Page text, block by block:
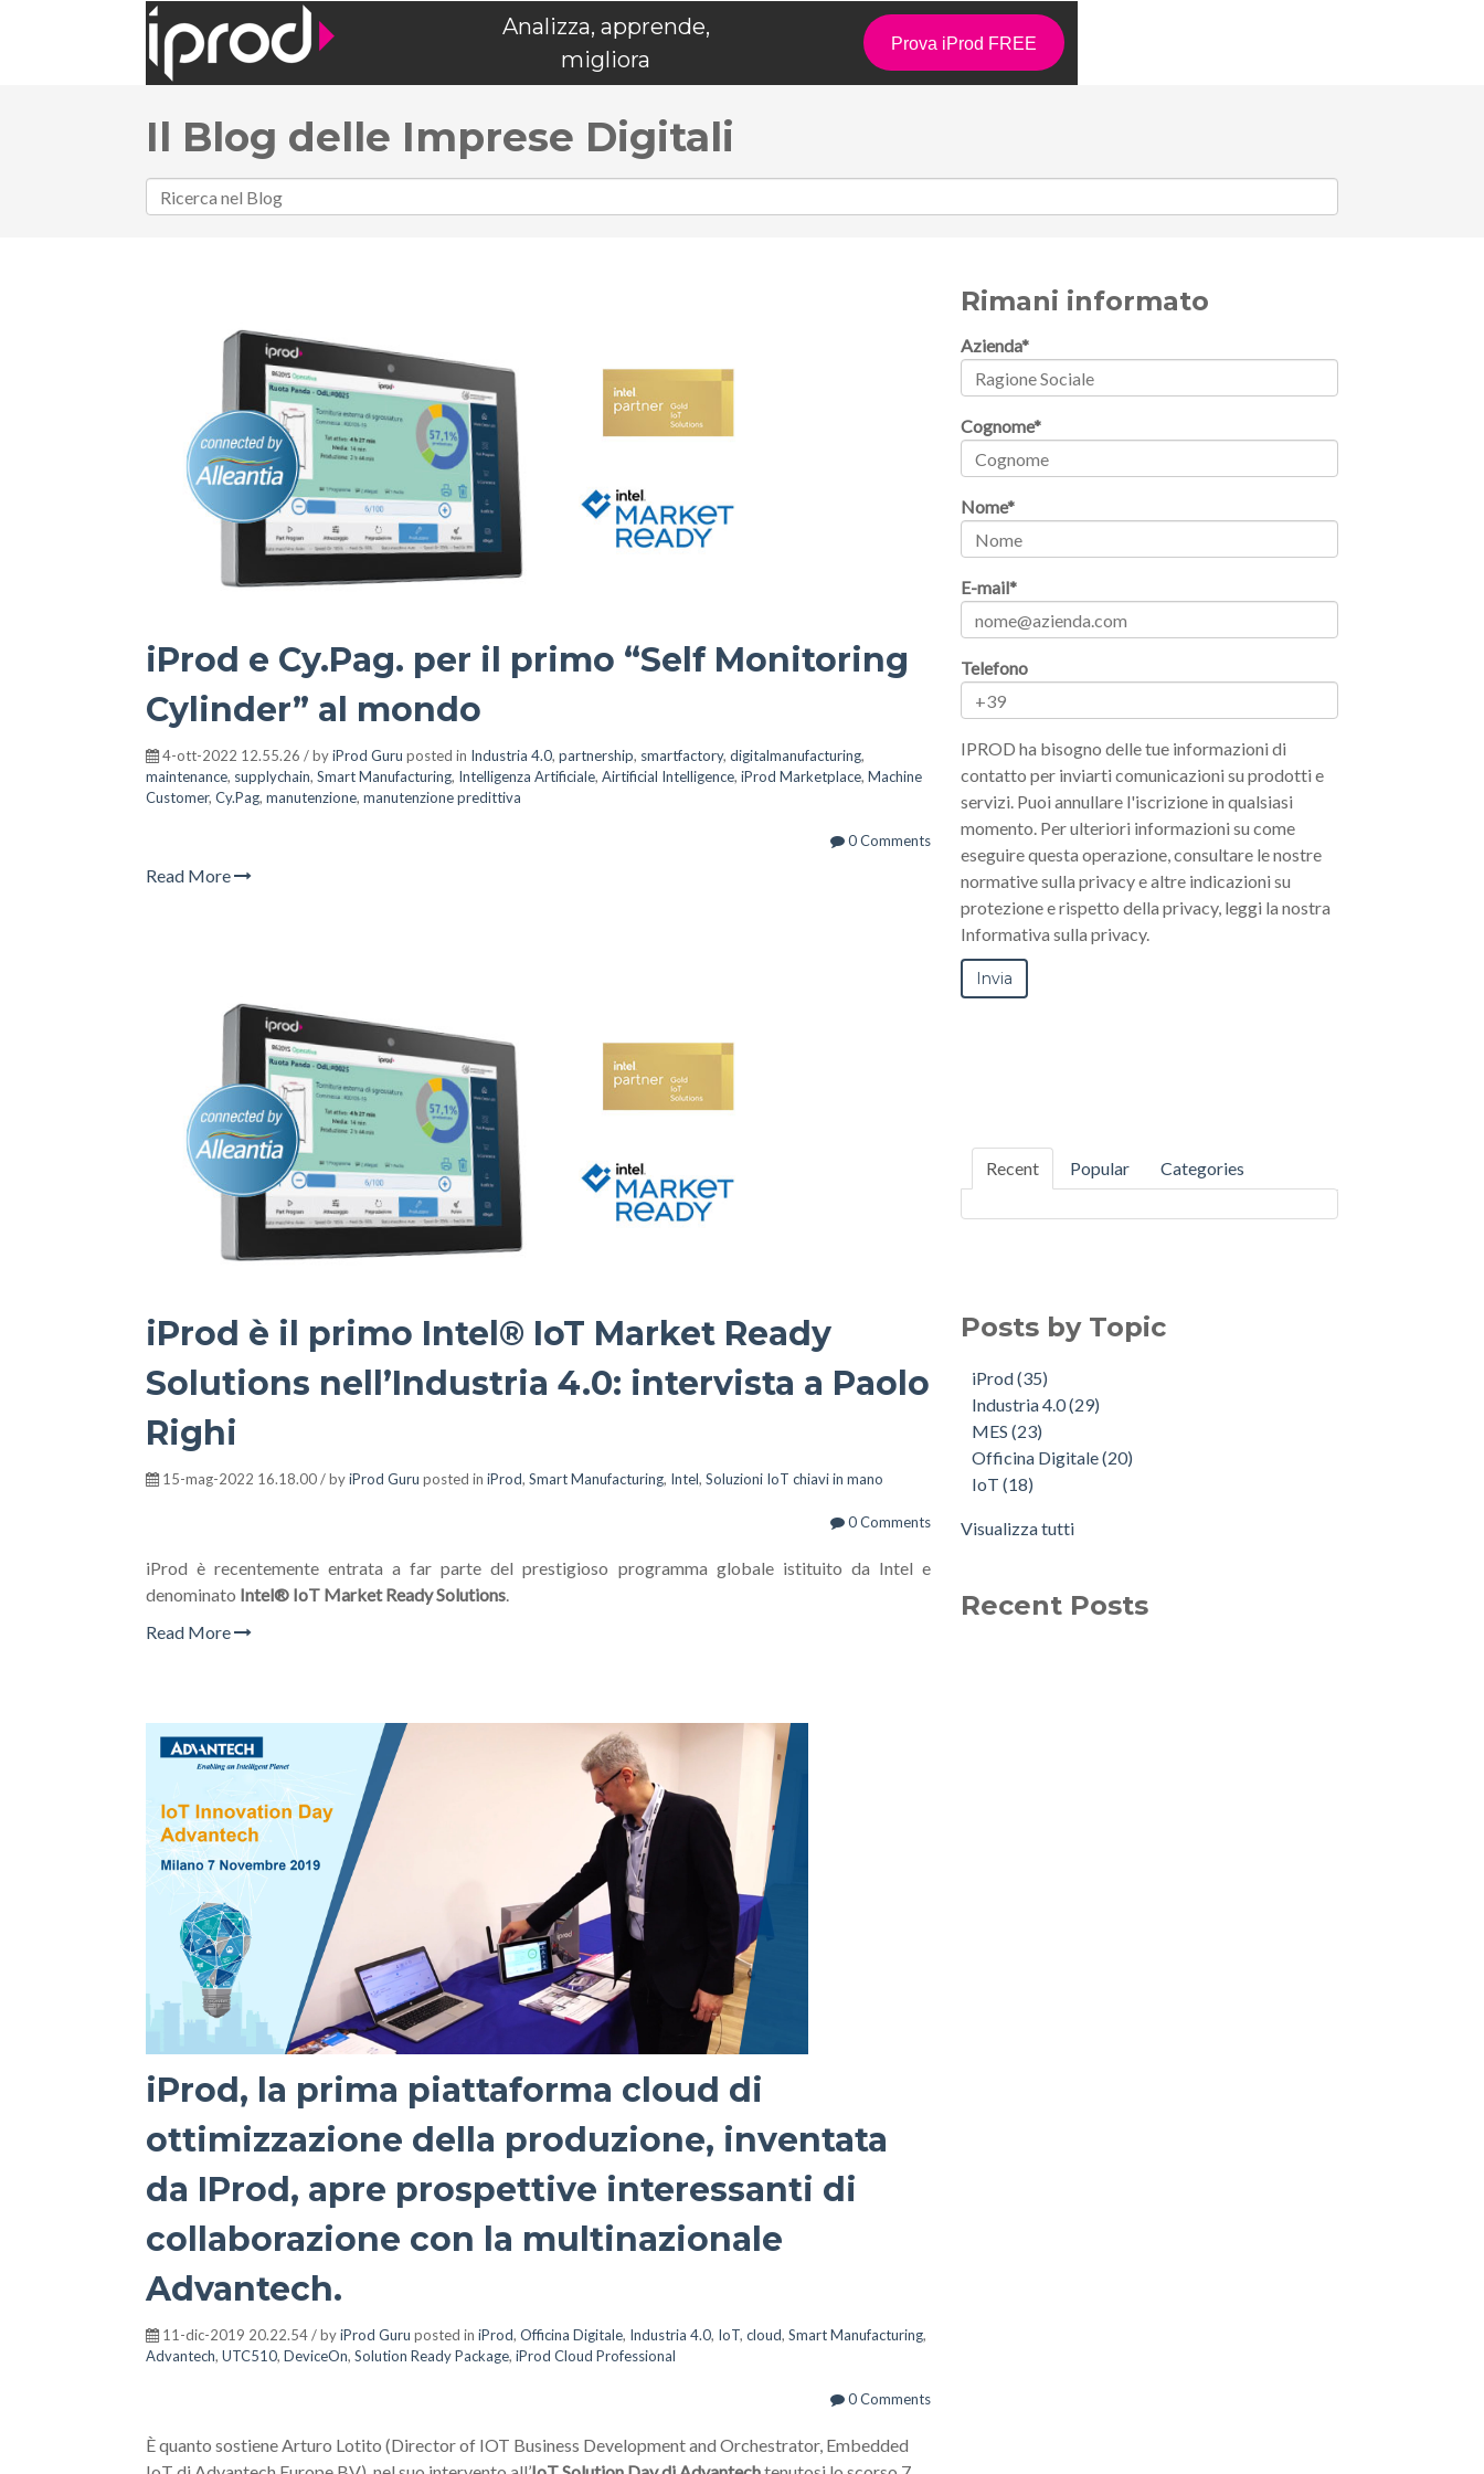
Analizza, apprende,
migliora
Prova iProd FREE
Il Blog delle Imprese Digitali
iProd e Cy.Pag. per il primo “Self Monitoring
Cylinder” al mondo
4-ott-2022 12.55.26 / byiProd Guru posted in Industria 4.0, partnership, smartfactory, digitalmanufacturing,
maintenance, supplychain, Smart Manufacturing, Intelligenza Artificiale, Airtificial Intelligence, iProd Marketplace, Machine
Customer, Cy.Pag, manutenzione, manutenzione predittiva
0 Comments
Read More
iProd è il primo Intel® IoT Market Ready
Solutions nell’Industria 4.0: intervista a Paolo
Righi
15-mag-2022 16.18.00 / byiProd Guru posted in iProd, Smart Manufacturing, Intel, Soluzioni IoT chiavi in mano
0 Comments
iProd è recentemente entrata a far parte del prestigioso programma globale istituito da Intel e
denominato Intel® IoT Market Ready Solutions.
Read More
iProd, la prima piattaforma cloud di
ottimizzazione della produzione, inventata
da IProd, apre prospettive interessanti di
collaborazione con la multinazionale
Advantech.
11-dic-2019 20.22.54 / byiProd Guru posted in iProd, Officina Digitale, Industria 4.0, IoT, cloud, Smart Manufacturing,
Advantech, UTC510, DeviceOn, Solution Ready Package, iProd Cloud Professional
0 Comments
È quanto sostiene Arturo Lotito (Director of IOT Business Development and Orchestrator, Embedded
Rimani informato
Azienda*
Cognome*
Nome*
E-mail*
Telefono
IPROD ha bisogno delle tue informazioni di
contatto per inviarti comunicazioni su prodotti e
servizi. Puoi annullare l'iscrizione in qualsiasi
momento. Per ulteriori informazioni su come
eseguire questa operazione, consultare le nostre
normative sulla privacy e altre indicazioni su
protezione e rispetto della privacy, leggi la nostra
Informativa sulla privacy.
Recent Popular Categories
Posts by Topic
iProd(35)
Industria 4.0(29)
MES(23)
Officina Digitale(20)
IoT(18)
Visualizza tutti
Recent Posts